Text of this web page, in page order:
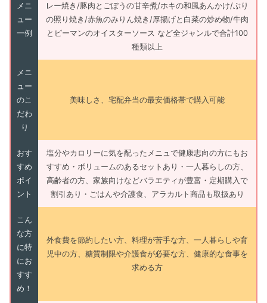
メニ
ュー
一例
レー焼き/豚肉とごぼうの甘辛煮/ホキの和風あんかけ/ぶり
の照り焼き/赤魚のみりん焼き/厚揚げと白菜の炒め物/牛肉
とピーマンのオイスターソース など全ジャンルで合計100
種類以上
メニ
ュー
のこ
だわ
り
美味しさ、宅配弁当の最安価格帯で購入可能
おす
すめ
ポイ
ント
塩分やカロリーに気を配ったメニュで健康志向の方にもお
すすめ・ボリュームのあるセットあり・一人暮らしの方、
高齢者の方、家族向けなどバラエティが豊富・定期購入で
割引あり・ごはんや介護食、アラカルト商品も取扱あり
こん
な方
に特
にお
すす
め！
外食費を節約したい方、料理が苦手な方、一人暮らしや育
児中の方、糖質制限や介護食が必要な方、健康的な食事を
求める方